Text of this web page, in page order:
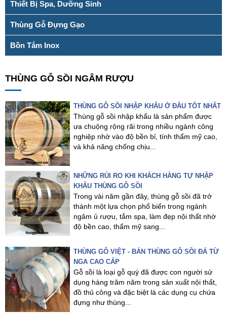
Thiết Bị Spa, Dưỡng Sinh
Thùng Gỗ Đựng Gạo
Bồn Tắm Inox
THÙNG GỖ SỒI NGÂM RƯỢU
THÙNG GỖ SỒI NHẬP KHẨU Ở ĐÂU TỐT NHẤT
Thùng gỗ sồi nhập khẩu là sản phẩm được
ưa chuộng rộng rãi trong nhiều ngành công
nghiệp nhờ vào độ bền bỉ, tính thẩm mỹ cao,
và khả năng chống chịu...
NHỮNG RỦI RO KHI KHÁCH HÀNG TỰ NHẬP
KHẨU THÙNG GỖ SỒI
Trong vài năm gần đây, thùng gỗ sồi đã trở
thành một lựa chọn phổ biến trong ngành
ngâm ủ rượu, tắm spa, làm đẹp nội thất nhờ
độ bền cao, thẩm mỹ sang...
THÙNG GỖ VIỆT - BÁN THÙNG GỖ SỒI ĐÁ TỪ
NGA CAO CẤP
Gỗ sồi là loại gỗ quý đã được con người sử
dụng hàng trăm năm trong sản xuất nội thất,
đồ thủ công và đặc biệt là các dụng cụ chứa
đựng như thùng...